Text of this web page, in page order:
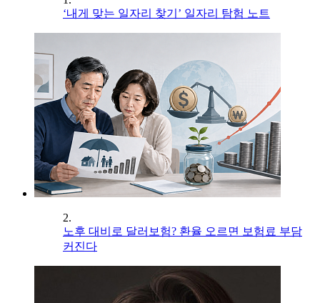
‘내게 맞는 일자리 찾기’ 일자리 탐험 노트
2.
노후 대비로 달러보험? 환율 오르면 보험료 부담
커진다